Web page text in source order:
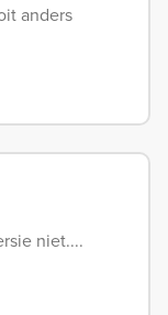
anders
niet....